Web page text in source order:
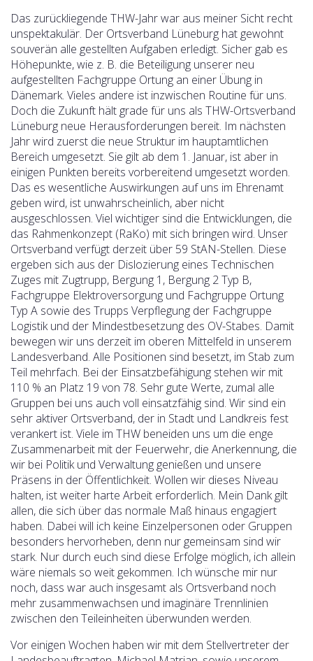
Das zurückliegende THW-Jahr war aus meiner Sicht recht
unspektakulär. Der Ortsverband Lüneburg hat gewohnt
souverän alle gestellten Aufgaben erledigt. Sicher gab es
Höhepunkte, wie z. B. die Beteiligung unserer neu
aufgestellten Fachgruppe Ortung an einer Übung in
Dänemark. Vieles andere ist inzwischen Routine für uns.
Doch die Zukunft hält grade für uns als THW-Ortsverband
Lüneburg neue Herausforderungen bereit. Im nächsten
Jahr wird zuerst die neue Struktur im hauptamtlichen
Bereich umgesetzt. Sie gilt ab dem 1. Januar, ist aber in
einigen Punkten bereits vorbereitend umgesetzt worden.
Das es wesentliche Auswirkungen auf uns im Ehrenamt
geben wird, ist unwahrscheinlich, aber nicht
ausgeschlossen. Viel wichtiger sind die Entwicklungen, die
das Rahmenkonzept (RaKo) mit sich bringen wird. Unser
Ortsverband verfügt derzeit über 59 StAN-Stellen. Diese
ergeben sich aus der Dislozierung eines Technischen
Zuges mit Zugtrupp, Bergung 1, Bergung 2 Typ B,
Fachgruppe Elektroversorgung und Fachgruppe Ortung
Typ A sowie des Trupps Verpflegung der Fachgruppe
Logistik und der Mindestbesetzung des OV-Stabes. Damit
bewegen wir uns derzeit im oberen Mittelfeld in unserem
Landesverband. Alle Positionen sind besetzt, im Stab zum
Teil mehrfach. Bei der Einsatzbefähigung stehen wir mit
110 % an Platz 19 von 78. Sehr gute Werte, zumal alle
Gruppen bei uns auch voll einsatzfähig sind. Wir sind ein
sehr aktiver Ortsverband, der in Stadt und Landkreis fest
verankert ist. Viele im THW beneiden uns um die enge
Zusammenarbeit mit der Feuerwehr, die Anerkennung, die
wir bei Politik und Verwaltung genießen und unsere
Präsens in der Öffentlichkeit. Wollen wir dieses Niveau
halten, ist weiter harte Arbeit erforderlich. Mein Dank gilt
allen, die sich über das normale Maß hinaus engagiert
haben. Dabei will ich keine Einzelpersonen oder Gruppen
besonders hervorheben, denn nur gemeinsam sind wir
stark. Nur durch euch sind diese Erfolge möglich, ich allein
wäre niemals so weit gekommen. Ich wünsche mir nur
noch, dass war auch insgesamt als Ortsverband noch
mehr zusammenwachsen und imaginäre Trennlinien
zwischen den Teileinheiten überwunden werden.
Vor einigen Wochen haben wir mit dem Stellvertreter der